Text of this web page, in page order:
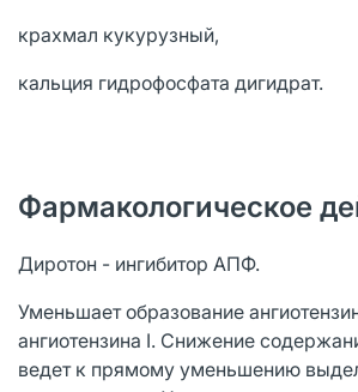
крахмал кукурузный,
кальция гидрофосфата дигидрат.
Фармакологическое
Диротон - ингибитор АПФ.
Уменьшает образование
ангиотензина I. Снижение
ведет к прямому уменьшению